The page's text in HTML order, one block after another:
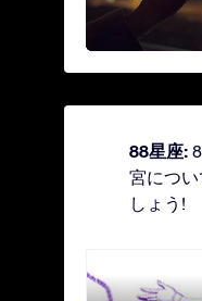
88星座:
宮につい
しょう!